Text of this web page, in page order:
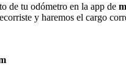
de tu odómetro en la app de
y haremos el cargo